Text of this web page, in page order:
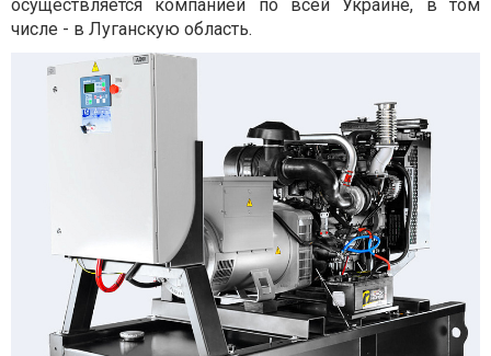
осуществляется компанией по всей Украине, в том
числе - в Луганскую область.